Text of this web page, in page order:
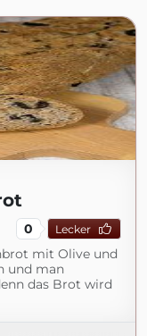
0 Lecker
mit Olive und
und man
das Brot wird